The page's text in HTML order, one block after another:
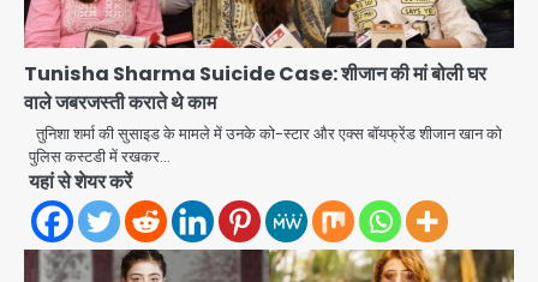
Tunisha Sharma Suicide Case: शीजान की मां बोली घर
वाले जबरजस्ती कराते थे काम
तुनिशा शर्मा की सुसाइड के मामले में उनके को-स्टार और एक्स बॉयफ्रेंड शीजान खान को
पुलिस कस्टडी में रखकर…
यहां से शेयर करें